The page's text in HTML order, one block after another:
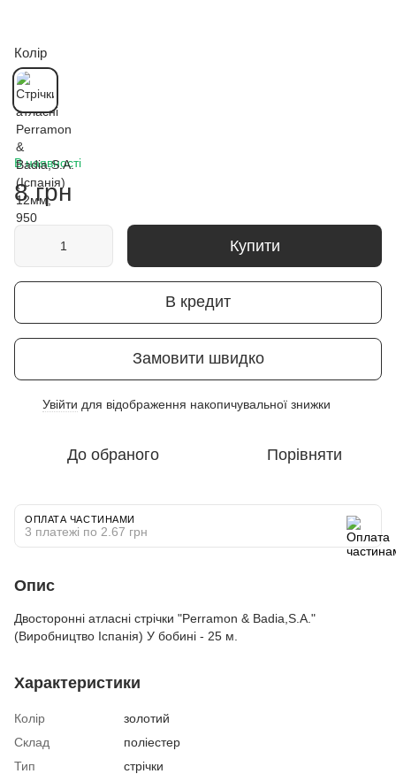
Колір
В наявності
8 грн
Купити
В кредит
Замовити швидко
Увійти для відображення накопичувальної знижки
До обраного Порівняти
ОПЛАТА ЧАСТИНАМИ
3 платежі по 2.67 грн
Опис
Двосторонні атласні стрічки "Perramon & Badia,S.A."
(Виробництво Іспанія) У бобині - 25 м.
Характеристики
Колір
золотий
Склад
поліестер
Тип
стрічки